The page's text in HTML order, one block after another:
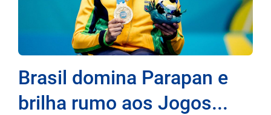
Brasil domina Parapan e
brilha rumo aos Jogos...